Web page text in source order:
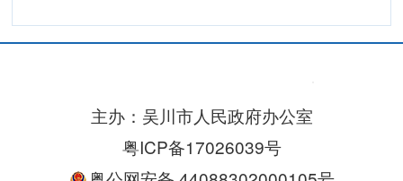
主办：吴川市人民政府办公室
粤ICP备17026039号